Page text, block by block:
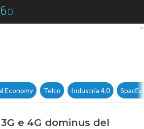
Berg Insight: 3G e 4G
Economy Telco Industria 4.0
e 4G dominus del